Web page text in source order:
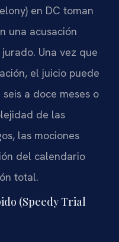
en DC toman
una acusación
Una vez que
el juicio puede
a doce meses o
de las
las mociones
del calendario
total.
(Speedy Trial